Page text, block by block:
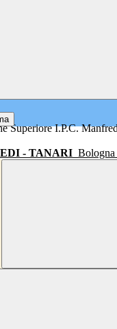
- TANARI Bologna